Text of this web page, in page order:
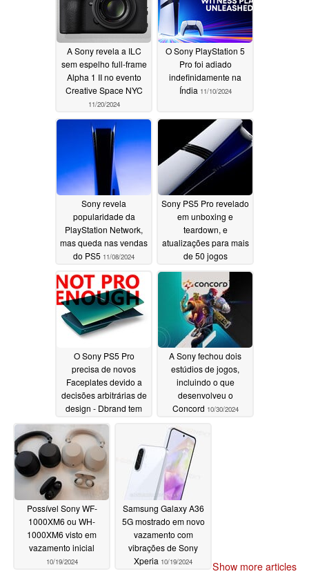
A Sony revela a ILC
sem espelho full-frame
Alpha 1 II no evento
Creative Space NYC
11/20/2024
O Sony PlayStation 5
Pro foi adiado
indefinidamente na
Índia 11/10/2024
Sony revela
popularidade da
PlayStation Network,
mas queda nas vendas
do PS5 11/08/2024
Sony PS5 Pro revelado
em unboxing e
teardown, e
atualizações para mais
de 50 jogos
11/05/2024
O Sony PS5 Pro
precisa de novos
Faceplates devido a
decisões arbitrárias de
design - Dbrand tem
A Sony fechou dois
estúdios de jogos,
incluindo o que
desenvolveu o
Concord 10/30/2024
Possível Sony WF-
1000XM6 ou WH-
1000XM6 visto em
vazamento inicial
10/19/2024
Samsung Galaxy A36
5G mostrado em novo
vazamento com
vibrações de Sony
Xperia 10/19/2024 Show more articles